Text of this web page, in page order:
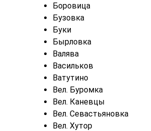
Боровица
Бузовка
Буки
Бырловка
Валява
Васильков
Ватутино
Вел. Буромка
Вел. Каневцы
Вел. Севастьяновка
Вел. Хутор